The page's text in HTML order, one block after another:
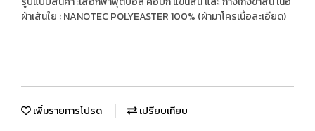
ผ้าเส้นใย : NANOTEC POLYEASTER 100% (ผ้ามาโครเนื้อละเอียด)
เพิ่มรายการโปรด เปรียบเทียบ